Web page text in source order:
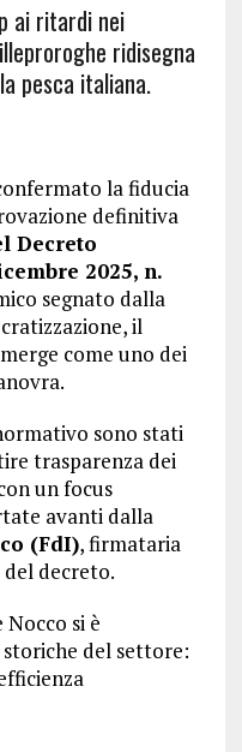
ai ritardi nei
ridisegna
pesca italiana.
la fiducia
definitiva
Decreto
2025, n.
segnato dalla
il
come uno dei
sono stati
trasparenza dei
un focus
avanti dalla
(FdI), firmataria
decreto.
si è
del settore: